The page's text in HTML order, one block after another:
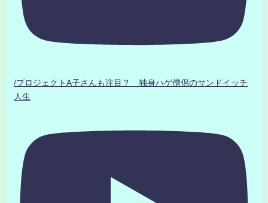
/プロジェクトA子さんも注目？ 独身ハゲ僧侶のサンドイッチ
人生